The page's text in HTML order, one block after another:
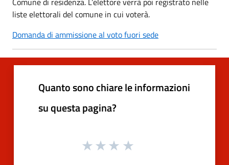
liste elettorali del comune in cui voterà.
Domanda di ammissione al voto fuori sede
Quanto sono chiare le informazioni
su questa pagina?